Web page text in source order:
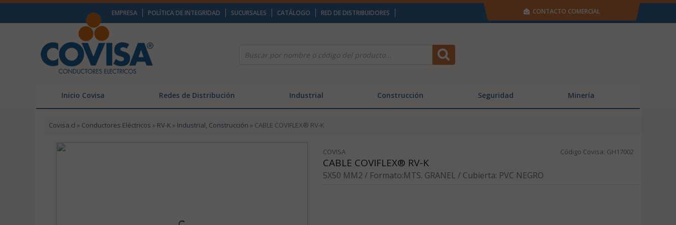
EMPRESA POLÍTICA DE INTEGRIDAD SUCURSALES CATÁLOGO RED DE DISTRIBUIDORES CONTACTO COMERCIAL
Inicio Covisa Redes de Distribución Industrial Construcción Seguridad Minería
Covisa.cl » Conductores Eléctricos » RV-K » Industrial, Construcción » CABLE COVIFLEX® RV-K
COVISA Código Covisa: GH17002
CABLE COVIFLEX® RV-K
5X50 MM2 / Formato:MTS. GRANEL / Cubierta: PVC NEGRO